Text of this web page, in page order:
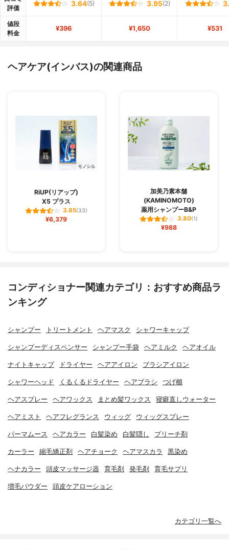
評価
3.64(5) 3.95(2)
値段
料金
¥396 ¥1,650 ¥531
ヘアケア(インバス)の関連商品
RiUP(リアップ)
X5 プラス
3.85(33)
¥6,379
加美乃素本舗
(KAMINOMOTO)
薬用シャンプーB&P
3.80(1)
¥988
コンディショナー関連カテゴリ：おすすめ商品ラ
ンキング
シャンプー トリートメント ヘアマスク シャワーキャップ
シャンプーディスペンサー シャンプー手袋 ヘアミルク ヘアオイル
ナイトキャップ ドライヤー ヘアアイロン ブラシアイロン
シャワーヘッド くるくるドライヤー ヘアブラシ つげ櫛
ヘアスプレー ヘアワックス まとめ髪ワックス 寝癖直しウォーター
ヘアミスト ヘアフレグランス ウィッグ ウィッグスプレー
パーマムース ヘアカラー 白髪染め 白髪隠し ブリーチ剤
カーラー 縮毛矯正剤 ヘアチョーク ヘアマスカラ 黒染め
ヘナカラー 頭皮マッサージ器 育毛剤 発毛剤 育毛サプリ
増毛パウダー 頭皮ケアローション
カテゴリ一覧へ